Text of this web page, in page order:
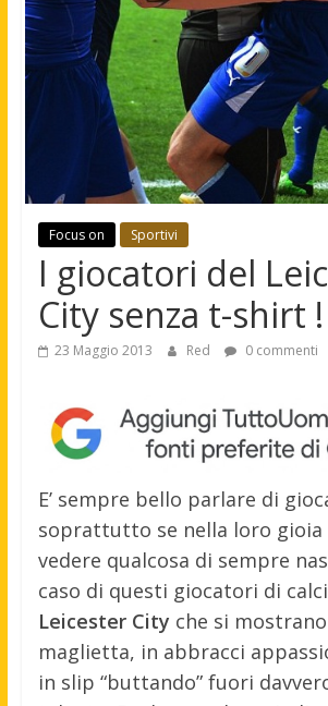
Focus on Sportivi
I giocatori del
City senza t-shirt !
23 Maggio 2013 Red 0 commenti
E’ sempre bello parlare di
soprattutto se nella loro gioia
vedere qualcosa di sempre
caso di questi giocatori di
Leicester City che si
maglietta, in abbracci
in slip “buttando” fuori